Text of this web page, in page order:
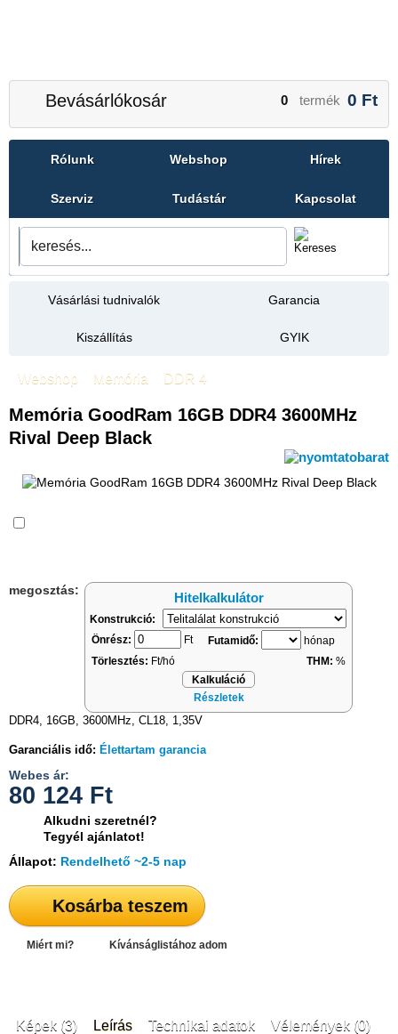
Bevásárlókosár 0 termék 0 Ft
Rólunk Webshop Hírek
Szerviz Tudástár Kapcsolat
Vásárlási tudnivalók Garancia
Kiszállítás GYIK
Webshop Memória DDR 4
Memória GoodRam 16GB DDR4 3600MHz
Rival Deep Black
megosztás:
Hitelkalkulátor
Konstrukció:
Önrész:
Ft Futamidő:
hónap
Törlesztés: Ft/hó THM: %
Kalkuláció
Részletek
DDR4, 16GB, 3600MHz, CL18, 1,35V
Garanciális idő: Élettartam garancia
Webes ár:
80 124 Ft
Alkudni szeretnél?
Tegyél ajánlatot!
Állapot: Rendelhető ~2-5 nap
Kosárba teszem
Miért mi? Kívánságlistához adom
Képek (3) Leírás Technikai adatok Vélemények (0)